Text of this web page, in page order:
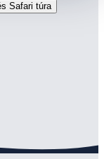
Safari túra